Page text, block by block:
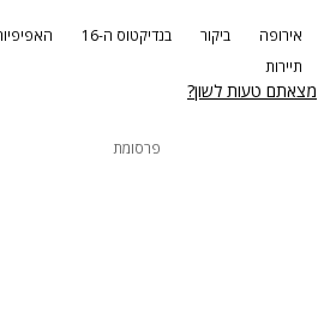
אירופה ביקור בנדיקטוס ה-16
תיירות
מצאתם טעות לשון?
פרסומת